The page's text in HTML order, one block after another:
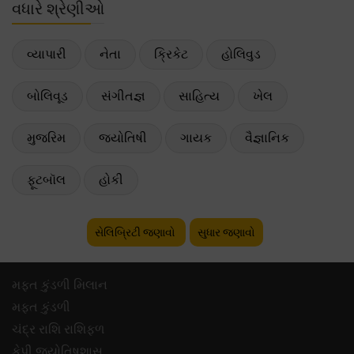
વધારે શ્રેણીઓ
વ્યાપારી નેતા ક્રિકેટ હોલિવુડ
બોલિવૂડ સંગીતજ્ઞ સાહિત્ય ખેલ
મુજરિમ જ્યોતિષી ગાયક વૈજ્ઞાનિક
ફૂટબૉલ હોકી
સેલિબ્રિટી જણાવો સુધાર જણાવો
મફ્ત કુંડળી મિલાન
મફ્ત કુંડળી
ચંદ્ર રાશિ રાશિફળ